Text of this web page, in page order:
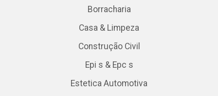
Borracharia
Casa & Limpeza
Construção Civil
Epi s & Epc s
Estetica Automotiva